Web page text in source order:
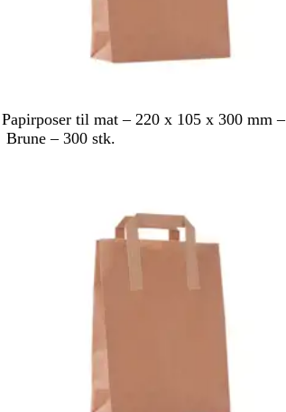
B
Papirposer til mat – 220 x 105 x 300 mm –
Brune – 300 stk.